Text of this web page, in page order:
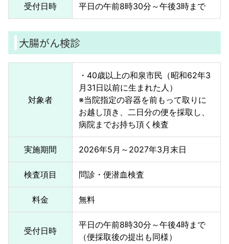
受付日時 平日の午前8時30分～午後3時まで
大腸がん検診
対象者
・40歳以上の和泉市民（昭和62年3
月31日以前に生まれた人）
※当院指定の容器を前もって取りに
お越し頂き、二日分の便を採取し、
病院までお持ち頂く検査
実施期間 2026年5月～2027年3月末日
検査項目 問診・便潜血検査
料金 無料
受付日時
平日の午前8時30分～午後4時まで
（便採取後の提出も同様）